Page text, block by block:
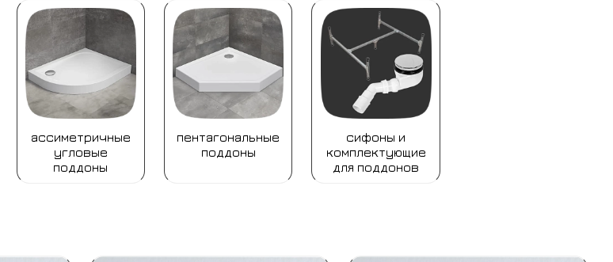
ассиметричные
угловые
поддоны
пентагональные
поддоны
сифоны и
комплектующие
для поддонов